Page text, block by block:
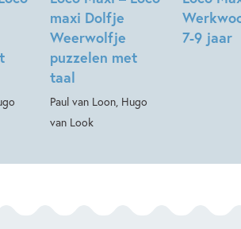
maxi Dolfje
Weerwolfje
puzzelen met
taal
Paul van Loon, Hugo
van Look
7-9 jaar